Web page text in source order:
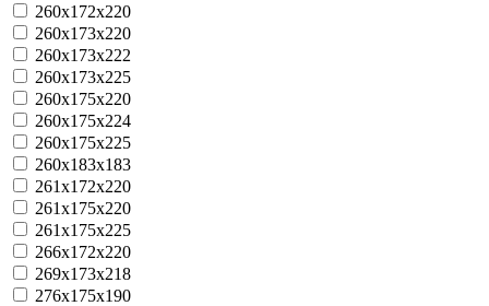
260x172x220
260x173x220
260x173x222
260x173x225
260x175x220
260x175x224
260x175x225
260x183x183
261x172x220
261x175x220
261x175x225
266x172x220
269x173x218
276x175x190